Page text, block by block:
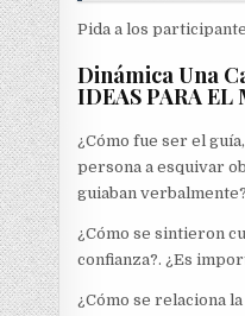
Pida a los
Dinámica Una
IDEAS PARA
¿Cómo fue ser el
persona a esquivar
guiaban
¿Cómo se sintieron
confianza?. ¿Es
¿Cómo se relaciona